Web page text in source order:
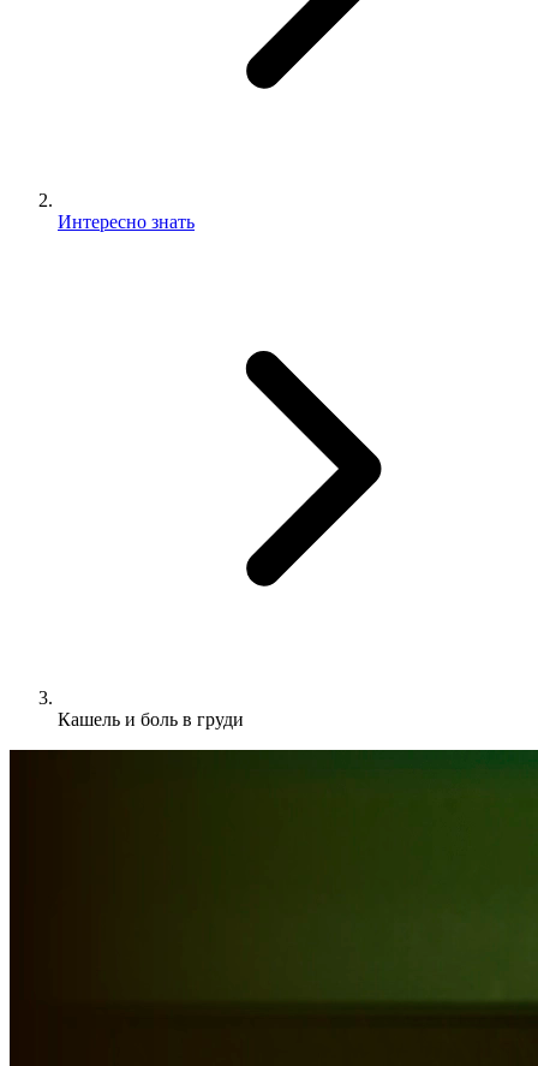
Интересно знать
Кашель и боль в груди